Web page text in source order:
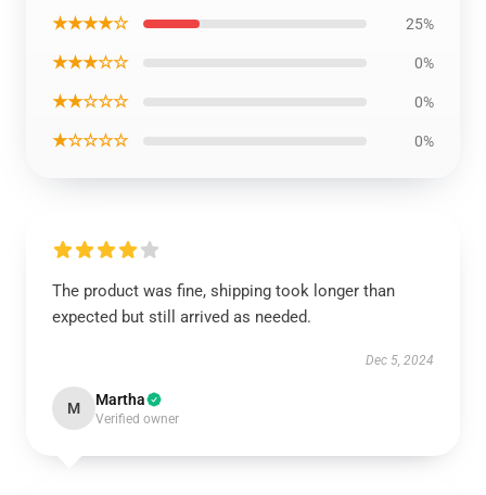
★★★★☆ 25%
★★★☆☆ 0%
★★☆☆☆ 0%
★☆☆☆☆ 0%
The product was fine, shipping took longer than
expected but still arrived as needed.
Dec 5, 2024
M Martha
Verified owner